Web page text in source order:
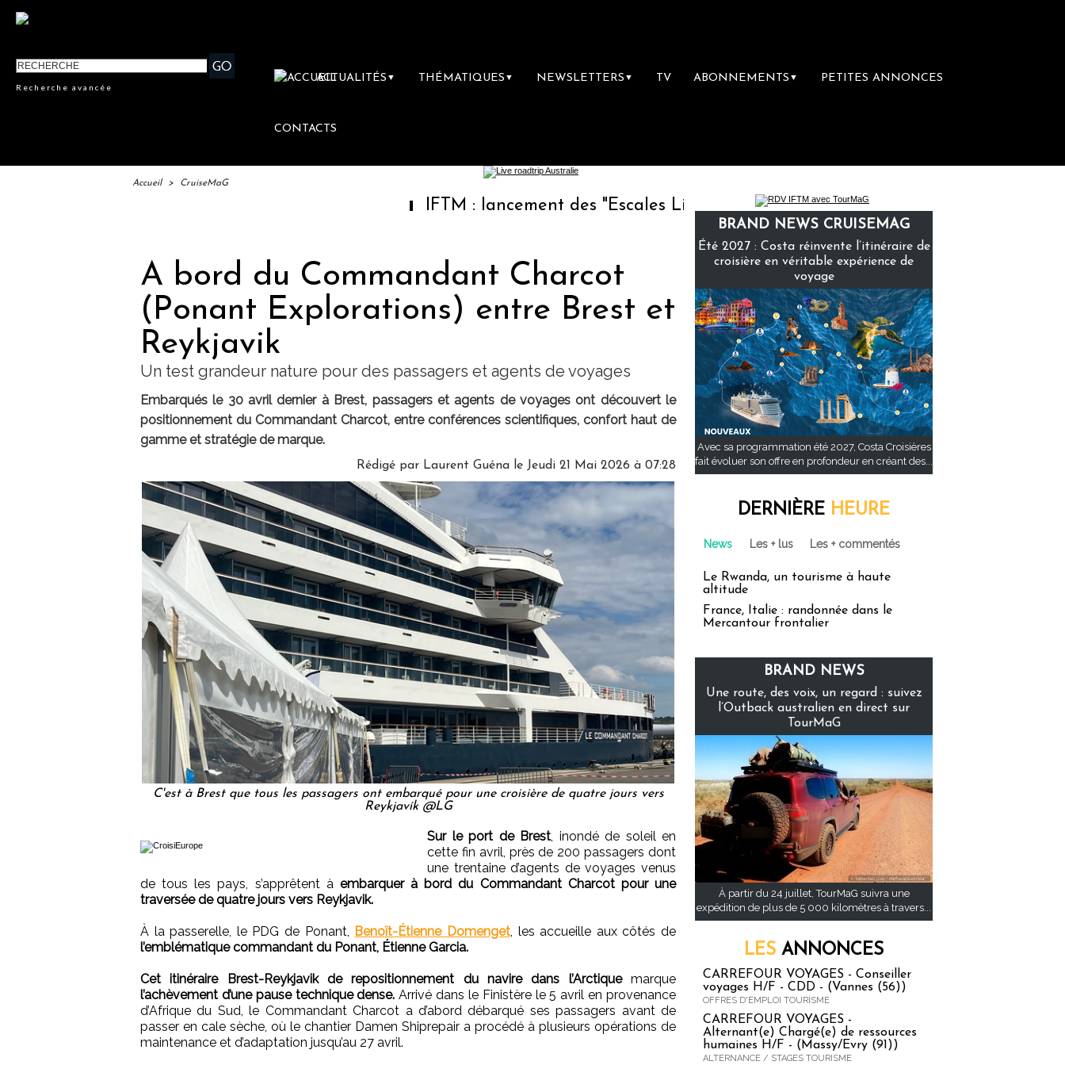
Recherche avancée
ACTUALITÉS ▼ THÉMATIQUES ▼ NEWSLETTERS ▼ TV ABONNEMENTS ▼ PETITES ANNONCES
CONTACTS
Accueil > CruiseMaG
IFTM : lancement des "Escales Littéraires", la première librairie du voyage
A bord du Commandant Charcot
(Ponant Explorations) entre Brest et
Reykjavik
Un test grandeur nature pour des passagers et agents de voyages
Embarqués le 30 avril dernier à Brest, passagers et agents de voyages ont découvert le
positionnement du Commandant Charcot, entre conférences scientifiques, confort haut de
gamme et stratégie de marque.
Rédigé par Laurent Guéna le Jeudi 21 Mai 2026 à 07:28
C'est à Brest que tous les passagers ont embarqué pour une croisière de quatre jours vers
Reykjavík @LG
Sur le port de Brest , inondé de soleil en
cette fin avril, près de 200 passagers dont
une trentaine d’agents de voyages venus
de tous les pays, s’apprêtent à embarquer à bord du Commandant Charcot pour une
traversée de quatre jours vers Reykjavik.
À la passerelle, le PDG de Ponant, Benoît-Étienne Domenget, les accueille aux côtés de
l’emblématique commandant du Ponant, Étienne Garcia.
Cet itinéraire Brest-Reykjavik de repositionnement du navire dans l’Arctiquemarque
l’achèvement d’une pause technique dense. Arrivé dans le Finistère le 5 avril en provenance
d’Afrique du Sud, le Commandant Charcot a d’abord débarqué ses passagers avant de
passer en cale sèche, où le chantier Damen Shiprepair a procédé à plusieurs opérations de
maintenance et d’adaptation jusqu’au 27 avril.
BRAND NEWS CRUISEMAG
Été 2027 : Costa réinvente l’itinéraire de
croisière en véritable expérience de
voyage
Avec sa programmation été 2027, Costa Croisières
fait évoluer son offre en profondeur en créant des...
DERNIÈRE HEURE
News Les + lus Les + commentés
Le Rwanda, un tourisme à haute
altitude
France, Italie : randonnée dans le
Mercantour frontalier
BRAND NEWS
Une route, des voix, un regard : suivez
l’Outback australien en direct sur
TourMaG
À partir du 24 juillet, TourMaG suivra une
expédition de plus de 5 000 kilomètres à travers...
LES ANNONCES
CARREFOUR VOYAGES - Conseiller
voyages H/F - CDD - (Vannes (56))
OFFRES D'EMPLOI TOURISME
CARREFOUR VOYAGES -
Alternant(e) Chargé(e) de ressources
humaines H/F - (Massy/Evry (91))
ALTERNANCE / STAGES TOURISME